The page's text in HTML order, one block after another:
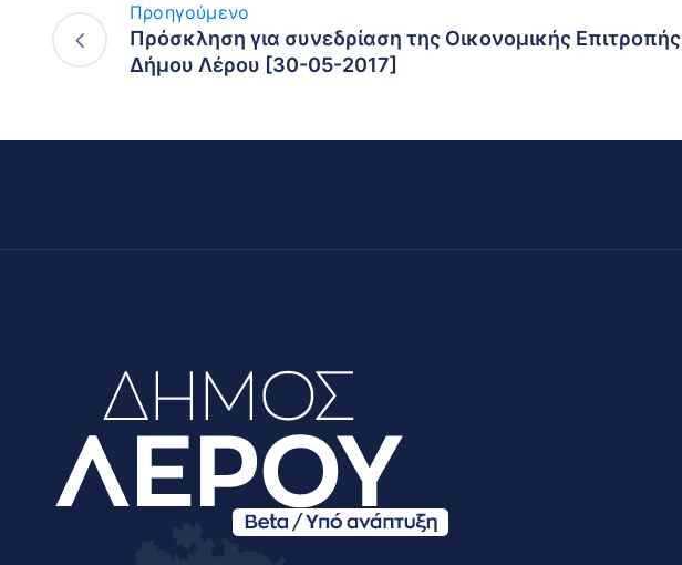
Προηγούμενο
Πρόσκληση για συνεδρίαση της Οικονομικής Επιτροπής
Δήμου Λέρου [30-05-2017]